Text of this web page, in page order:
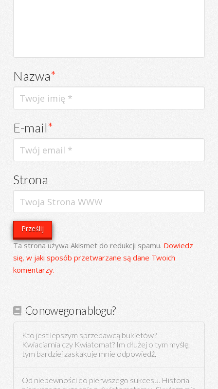
Nazwa*
E-mail*
Strona
Ta strona używa Akismet do redukcji spamu. Dowiedz
się, w jaki sposób przetwarzane są dane Twoich
komentarzy.
Co nowego na blogu?
Kto jest lepszym sprzedawcą bukietów?
Kwiaciarnia czy Kwiatomat? Im dłużej o tym myślę,
tym bardziej zaskakuje mnie odpowiedź.
Od niepewności do pierwszego sukcesu. Historia